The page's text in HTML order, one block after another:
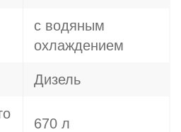
с водяным
охлаждением
Дизель
670 л